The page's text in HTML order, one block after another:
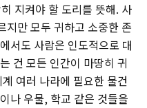
지켜야 할 도리를 뜻해. 사
지만 모두 귀하고 소중한 존
서도 사람은 인도적으로 대
건 모든 인간이 마땅히 귀
여러 나라에 필요한 물건
나 우물, 학교 같은 것들을